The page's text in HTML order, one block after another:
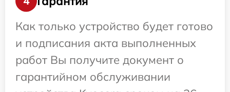
Как только устройство будет готово
и подписания акта выполненных
работ Вы получите документ о
гарантийном обслуживании